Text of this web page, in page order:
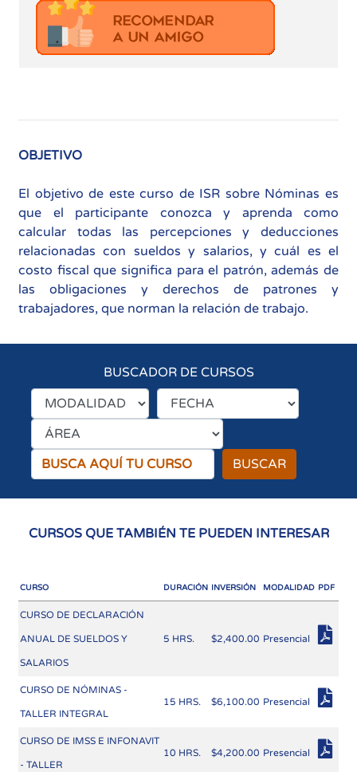
OBJETIVO
El objetivo de este curso de ISR sobre Nóminas es
que el participante conozca y aprenda como
calcular todas las percepciones y deducciones
relacionadas con sueldos y salarios, y cuál es el
costo fiscal que significa para el patrón, además de
las obligaciones y derechos de patrones y
trabajadores, que norman la relación de trabajo.
BUSCADOR DE CURSOS
BUSCAR
CURSOS QUE TAMBIÉN TE PUEDEN INTERESAR
CURSO DURACIÓN INVERSIÓN MODALIDAD PDF
CURSO DE DECLARACIÓN
ANUAL DE SUELDOS Y
SALARIOS
5 HRS. $2,400.00 Presencial
CURSO DE NÓMINAS -
TALLER INTEGRAL
15 HRS. $6,100.00 Presencial
CURSO DE IMSS E INFONAVIT
- TALLER
10 HRS. $4,200.00 Presencial